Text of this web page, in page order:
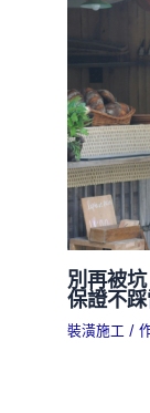
別再被
保證不踩
裝潢施工 /